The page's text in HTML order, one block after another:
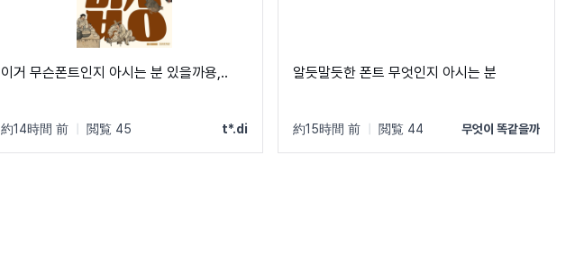
이거 무슨폰트인지 아시는 분 있을까용,..
約14時間 前 閲覧 45 t*.di
알듯말듯한 폰트 무엇인지 아시는 분
約15時間 前 閲覧 44 무엇이 똑같을까